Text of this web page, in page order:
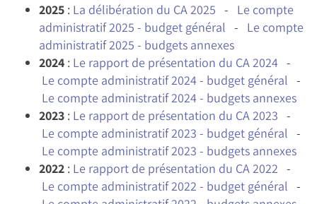
2025 : La délibération du CA 2025 - Le compte
administratif 2025 - budget général - Le compte
administratif 2025 - budgets annexes
2024 : Le rapport de présentation du CA 2024 -
Le compte administratif 2024 - budget général -
Le compte administratif 2024 - budgets annexes
2023 : Le rapport de présentation du CA 2023 -
Le compte administratif 2023 - budget général -
Le compte administratif 2023 - budgets annexes
2022 : Le rapport de présentation du CA 2022 -
Le compte administratif 2022 - budget général -